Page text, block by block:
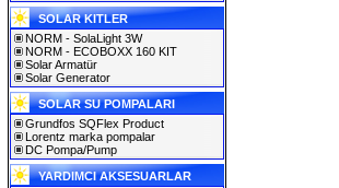
SOLAR KITLER
NORM - SolaLight 3W
NORM - ECOBOXX 160 KIT
Solar Armatür
Solar Generator
SOLAR SU POMPALARI
Grundfos SQFlex Product
Lorentz marka pompalar
DC Pompa/Pump
YARDIMCI AKSESUARLAR